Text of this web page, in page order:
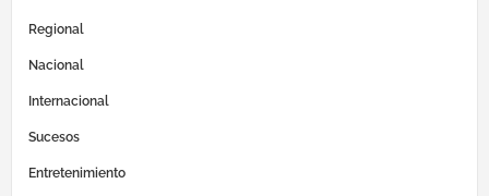
Regional
Nacional
Internacional
Sucesos
Entretenimiento